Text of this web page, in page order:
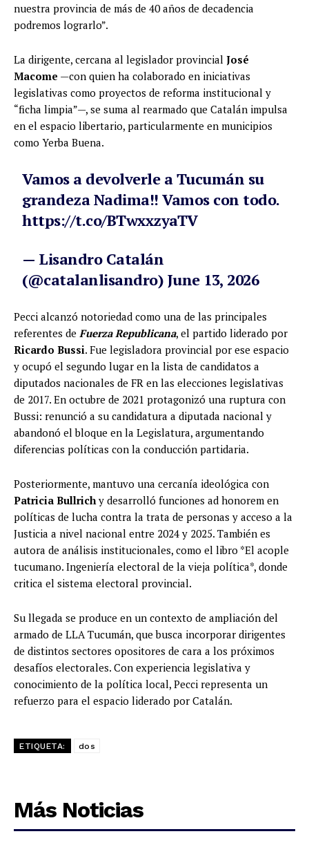
nuestra provincia de más de 40 años de decadencia
podremos lograrlo”.
La dirigente, cercana al legislador provincial José
Macome —con quien ha colaborado en iniciativas
legislativas como proyectos de reforma institucional y
“ficha limpia”—, se suma al rearmado que Catalán impulsa
en el espacio libertario, particularmente en municipios
como Yerba Buena.
Vamos a devolverle a Tucumán su
grandeza Nadima!! Vamos con todo.
https://t.co/BTwxxzyaTV
— Lisandro Catalán
(@catalanlisandro) June 13, 2026
Pecci alcanzó notoriedad como una de las principales
referentes de Fuerza Republicana, el partido liderado por
Ricardo Bussi. Fue legisladora provincial por ese espacio
y ocupó el segundo lugar en la lista de candidatos a
diputados nacionales de FR en las elecciones legislativas
de 2017. En octubre de 2021 protagonizó una ruptura con
Bussi: renunció a su candidatura a diputada nacional y
abandonó el bloque en la Legislatura, argumentando
diferencias políticas con la conducción partidaria.
Posteriormente, mantuvo una cercanía ideológica con
Patricia Bullrichy desarrolló funciones ad honorem en
políticas de lucha contra la trata de personas y acceso a la
Justicia a nivel nacional entre 2024 y 2025. También es
autora de análisis institucionales, como el libro *El acople
tucumano. Ingeniería electoral de la vieja política*, donde
critica el sistema electoral provincial.
Su llegada se produce en un contexto de ampliación del
armado de LLA Tucumán, que busca incorporar dirigentes
de distintos sectores opositores de cara a los próximos
desafíos electorales. Con experiencia legislativa y
conocimiento de la política local, Pecci representa un
refuerzo para el espacio liderado por Catalán.
ETIQUETA: dos
Más Noticias